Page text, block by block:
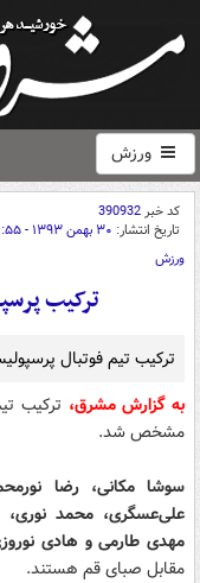
ورزش
کد خبر390932
تاریخ انتشار: ۳۰ بهمن ۱۳۹۳ - ۱۴:۵۵
ورزش
ترکیب
ترکیب تیم فوتبال
به گزارش مشرق، ترکیب
مشخص شد.
سوشا مکانی، رضا
علی‌عسگری، محمد نوری،
مهدی طارمی و هادی
مقابل صبای قم هستند.